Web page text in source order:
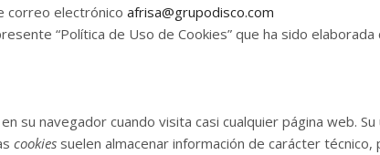
correo electrónico afrisa@grupodisco.com
“Política de Uso de Cookies” que ha sido
su navegador cuando visita casi cualquier página web.
cookies suelen almacenar información de carácter